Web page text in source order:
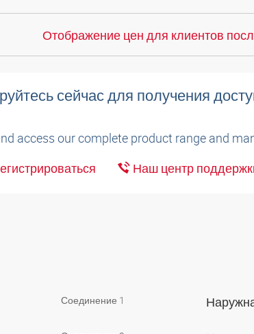
Отображение цен для клиентов
сейчас для получения
access our complete product range and
Наш центр
Соединение 1